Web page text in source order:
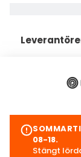
08-18.
Stängt